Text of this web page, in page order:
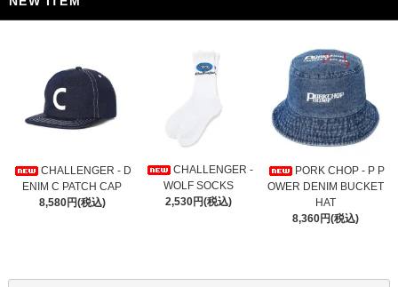
CHALLENGER - D
ENIM C PATCH CAP
8,580円(税込)
CHALLENGER -
WOLF SOCKS
2,530円(税込)
PORK CHOP - P P
OWER DENIM BUCKET
HAT
8,360円(税込)